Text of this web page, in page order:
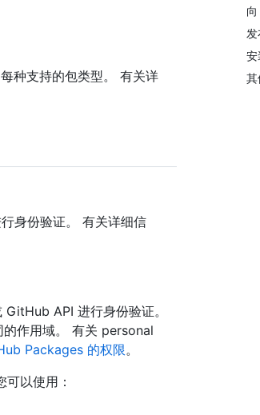
安
其
种支持的包类型。 有关详
身份验证。 有关详细信
API 进行身份验证。
作用域。 有关 personal
Packages 的权限。
以使用：